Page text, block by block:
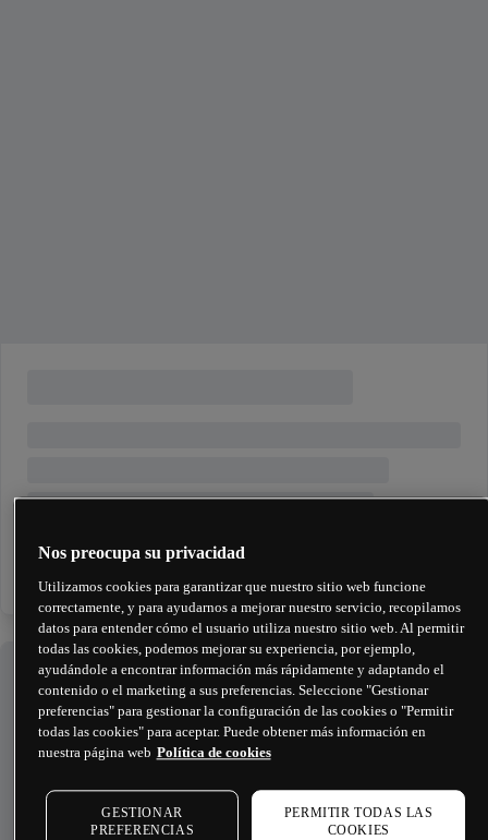
Nos preocupa su privacidad
Utilizamos cookies para garantizar que nuestro sitio web funcione
correctamente, y para ayudarnos a mejorar nuestro servicio, recopilamos
datos para entender cómo el usuario utiliza nuestro sitio web. Al permitir
todas las cookies, podemos mejorar su experiencia, por ejemplo,
ayudándole a encontrar información más rápidamente y adaptando el
contenido o el marketing a sus preferencias. Seleccione "Gestionar
preferencias" para gestionar la configuración de las cookies o "Permitir
todas las cookies" para aceptar. Puede obtener más información en
nuestra página web Política de cookies
GESTIONAR
PREFERENCIAS
PERMITIR TODAS LAS
COOKIES